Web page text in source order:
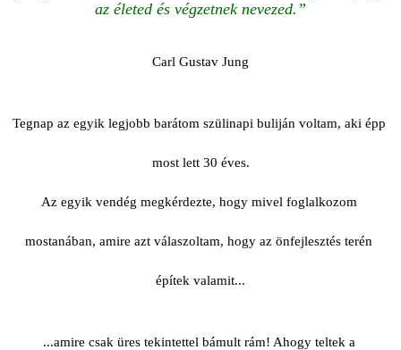
az életed és végzetnek nevezed.”
Carl Gustav Jung
Tegnap az egyik legjobb barátom szülinapi buliján voltam, aki épp
most lett 30 éves.
Az egyik vendég megkérdezte, hogy mivel foglalkozom
mostanában, amire azt válaszoltam, hogy az önfejlesztés terén
építek valamit...
...amire csak üres tekintettel bámult rám! Ahogy teltek a